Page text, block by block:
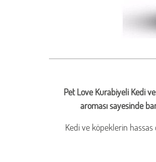
Pet Love Kurabiyeli Kedi
aroması sayesinde
Kedi ve köpeklerin